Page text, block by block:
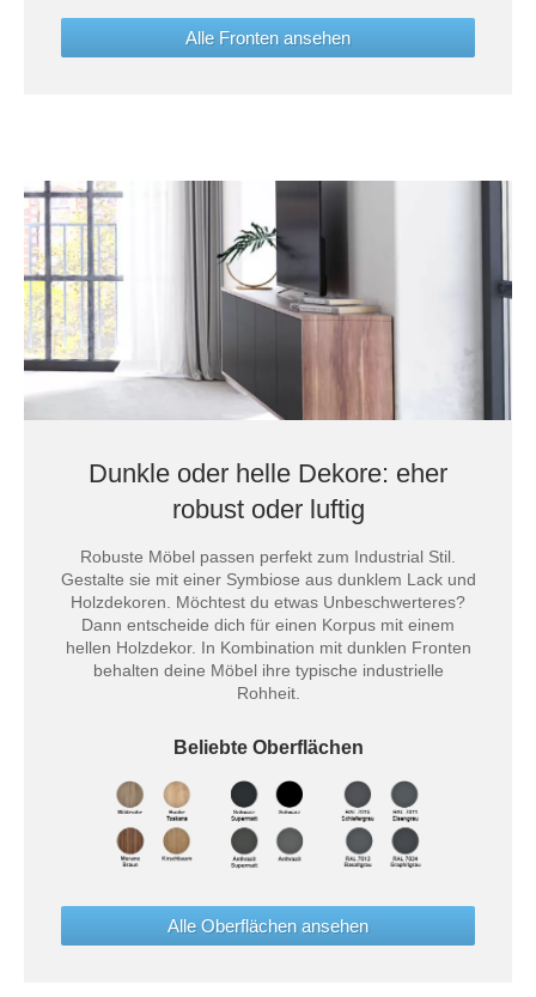
Alle Fronten ansehen
Dunkle oder helle Dekore: eher
robust oder luftig
Robuste Möbel passen perfekt zum Industrial Stil.
Gestalte sie mit einer Symbiose aus dunklem Lack und
Holzdekoren. Möchtest du etwas Unbeschwerteres?
Dann entscheide dich für einen Korpus mit einem
hellen Holzdekor. In Kombination mit dunklen Fronten
behalten deine Möbel ihre typische industrielle
Rohheit.
Beliebte Oberflächen
Alle Oberflächen ansehen